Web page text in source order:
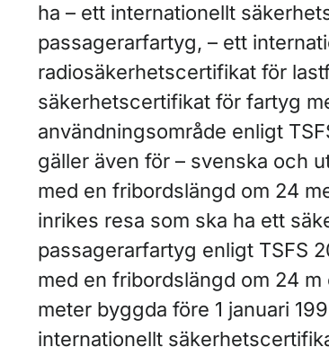
ha – ett internationellt
passagerarfartyg, – ett
radiosäkerhetscertifikat för
säkerhetscertifikat för fartyg
användningsområde enligt
gäller även för – svenska och
med en fribordslängd om 24
inrikes resa som ska ha ett
passagerarfartyg enligt TSFS
med en fribordslängd om 24
meter byggda före 1 januari
internationellt